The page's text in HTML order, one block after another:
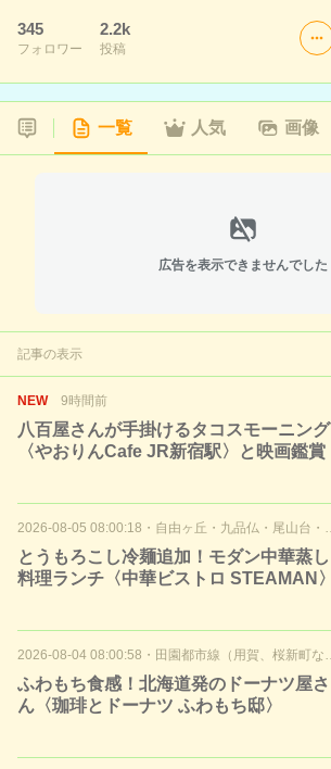
345
フォロワー
2.2k
投稿
一覧 人気 画像
広告を表示できませんでした
記事の表示
NEW 9時間前
八百屋さんが手掛けるタコスモーニング
〈やおりんCafe JR新宿駅〉と映画鑑賞
2026-08-05 08:00:18 ・ 自由ヶ丘・九品仏・尾山台・等々力・二子玉
とうもろこし冷麺追加！モダン中華蒸し
料理ランチ〈中華ビストロ STEAMAN〉
2026-08-04 08:00:58 ・ 田園都市線（用賀、桜新町など）
ふわもち食感！北海道発のドーナツ屋さ
ん〈珈琲とドーナツ ふわもち邸〉